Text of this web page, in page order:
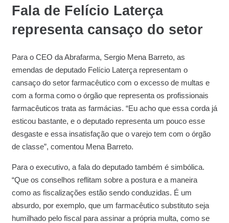
Fala de Felício Laterça
representa cansaço do setor
Para o CEO da Abrafarma, Sergio Mena Barreto, as
emendas de deputado Felício Laterça representam o
cansaço do setor farmacêutico com o excesso de multas e
com a forma como o órgão que representa os profissionais
farmacêuticos trata as farmácias. “Eu acho que essa corda já
esticou bastante, e o deputado representa um pouco esse
desgaste e essa insatisfação que o varejo tem com o órgão
de classe”, comentou Mena Barreto.
Para o executivo, a fala do deputado também é simbólica.
“Que os conselhos reflitam sobre a postura e a maneira
como as fiscalizações estão sendo conduzidas. É um
absurdo, por exemplo, que um farmacêutico substituto seja
humilhado pelo fiscal para assinar a própria multa, como se